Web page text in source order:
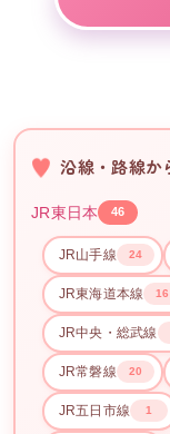
沿線・路線か
JR東日本 46
JR山手線 24
JR東海道本線 16
JR中央・総武線
JR常磐線 20
JR五日市線 1